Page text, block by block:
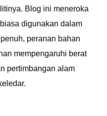
Blog ini meneroka
digunakan dalam
peranan bahan
mempengaruhi berat
pertimbangan alam